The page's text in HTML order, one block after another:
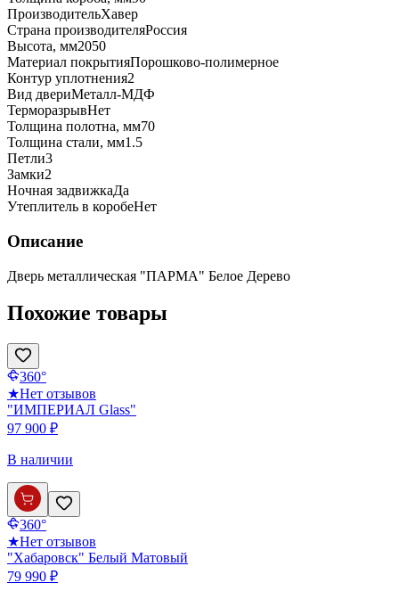
ПроизводительХавер
Страна производителяРоссия
Высота, мм2050
Материал покрытияПорошково-полимерное
Контур уплотнения2
Вид двериМеталл-МДФ
ТерморазрывНет
Толщина полотна, мм70
Толщина стали, мм1.5
Петли3
Замки2
Ночная задвижкаДа
Утеплитель в коробеНет
Описание
Дверь металлическая "ПАРМА" Белое Дерево
Похожие товары
360°
★Нет отзывов
"ИМПЕРИАЛ Glass"
97 900 ₽
В наличии
360°
★Нет отзывов
"Хабаровск" Белый Матовый
79 990 ₽